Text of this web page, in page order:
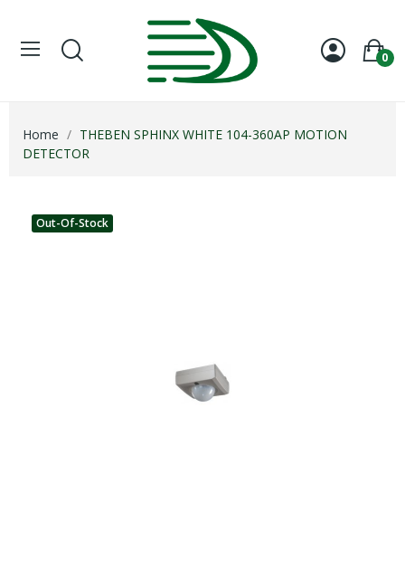
0
Home
THEBEN SPHINX WHITE 104-360AP MOTION
DETECTOR
Out-Of-Stock